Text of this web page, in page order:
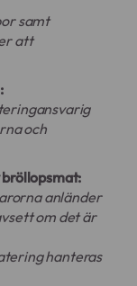
samt
att
och
anländer
om det är
hanteras